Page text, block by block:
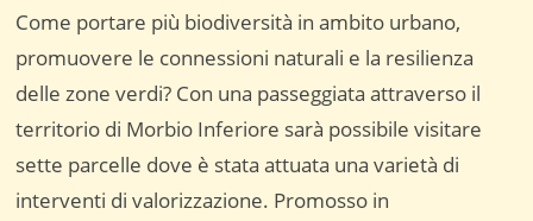
Come portare più biodiversità in ambito urbano,
promuovere le connessioni naturali e la resilienza
delle zone verdi? Con una passeggiata attraverso il
territorio di Morbio Inferiore sarà possibile visitare
sette parcelle dove è stata attuata una varietà di
interventi di valorizzazione. Promosso in